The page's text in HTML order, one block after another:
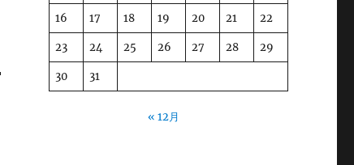
16 17 18 19 20 21 22
23 24 25 26 27 28 29
30 31
« 12月